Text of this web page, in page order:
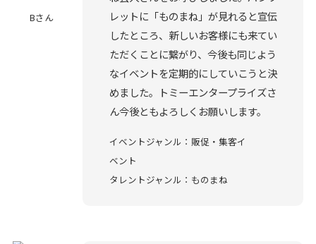
Bさん
レットに「ものまね」が見れると宣伝
したところ、新しいお客様にも来てい
ただくことに繋がり、今後も同じよう
なイベントを定期的にしていこうと決
めました。トミーエンタープライズさ
ん今後ともよろしくお願いします。
イベントジャンル：販促・集客イ
ベント
タレントジャンル：ものまね